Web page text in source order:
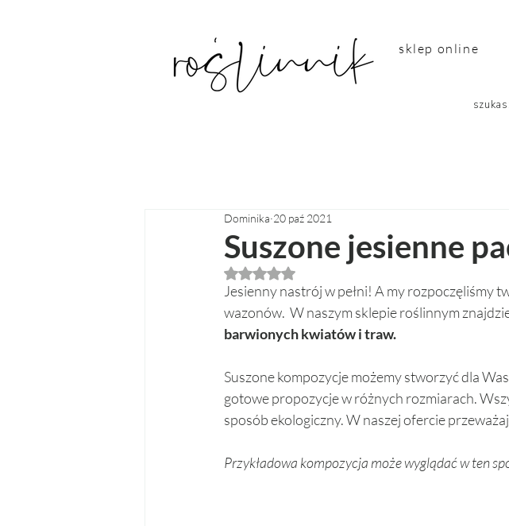
sklep online
Suszone jesienne
Dominika 20 paź 2021
Oceniono na NaN z 5 gwiazdek.
Jesienny nastrój w pełni! A my rozpoczęliśmy
wazonów.  W naszym sklepie roślinnym
barwionych kwiatów i traw.
Suszone kompozycje możemy stworzyć dla
gotowe propozycje w różnych rozmiarach.
sposób ekologiczny. W naszej ofercie
Przykładowa kompozycja może wyglądać w ten